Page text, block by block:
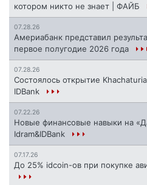
котором никто не знает | ФАЙБ
07.28.26
Америабанк представил
первое полугодие 2026 года
07.28.26
Состоялось открытие
IDBank
07.22.26
Новые финансовые навыки на
Idram&IDBank
07.17.26
До 25% idcoin-ов при покупке